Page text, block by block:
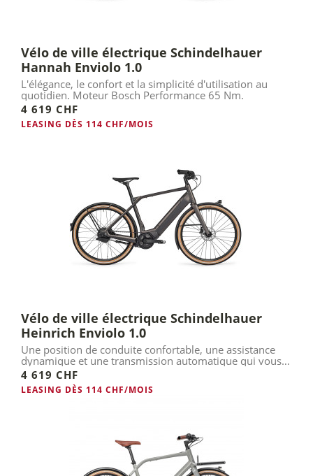
Vélo de ville électrique Schindelhauer
Hannah Enviolo 1.0
L'élégance, le confort et la simplicité d'utilisation au
quotidien. Moteur Bosch Performance 65 Nm.
4 619 CHF
LEASING DÈS 114 CHF/MOIS
Vélo de ville électrique Schindelhauer
Heinrich Enviolo 1.0
Une position de conduite confortable, une assistance
dynamique et une transmission automatique qui vous
facilite la vie.
4 619 CHF
LEASING DÈS 114 CHF/MOIS